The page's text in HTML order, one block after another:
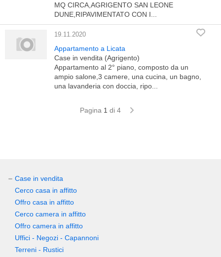
MQ CIRCA,AGRIGENTO SAN LEONE
DUNE,RIPAVIMENTATO CON I...
19.11.2020
Appartamento a Licata
Case in vendita (Agrigento)
Appartamento al 2° piano, composto da un
ampio salone,3 camere, una cucina, un bagno,
una lavanderia con doccia, ripo...
Pagina 1 di 4
Case in vendita
Cerco casa in affitto
Offro casa in affitto
Cerco camera in affitto
Offro camera in affitto
Uffici - Negozi - Capannoni
Terreni - Rustici